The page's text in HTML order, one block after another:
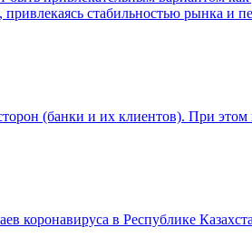
стабильностью рынка и
(банки и их клиентов). При
коронавируса в Республике